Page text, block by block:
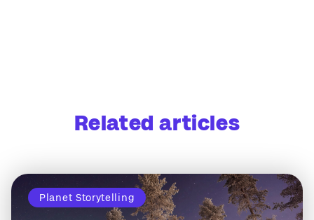
Related articles
Planet Storytelling